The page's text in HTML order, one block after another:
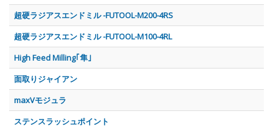
超硬ラジアスエンドミル -FUTOOL-M200-4RS
超硬ラジアスエンドミル -FUTOOL-M100-4RL
High Feed Milling｢隼｣
面取りジャイアン
maxVモジュラ
ステンスラッシュポイント